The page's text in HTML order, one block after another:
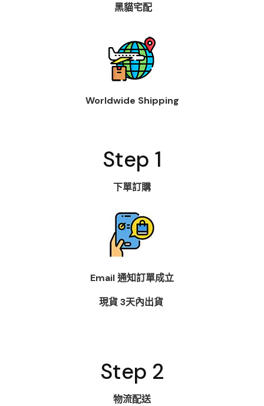
黑貓宅配
Worldwide Shipping
Step 1
下單訂購
Email 通知訂單成立
現貨 3天內出貨
Step 2
物流配送